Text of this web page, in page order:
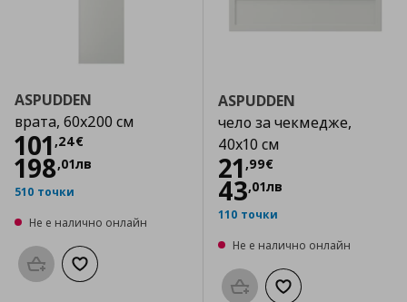
ASPUDDEN
врата, 60x200 см
101 ,24€
Цена
198,01лв
510 точки
Не е налично онлайн
Προσθήκη στο καλάθι
Добави към списъка с любими
ASPUDDEN
чело за чекмедже,
40x10 см
21 ,99€
Цена
43,01лв
110 точки
Не е налично онлайн
Προσθήκη στο καλάθι
Добави към